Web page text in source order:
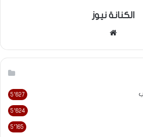
الكنانة نيوز
5٬627
5٬624
5٬165